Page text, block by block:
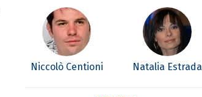
Niccolò Centioni Natalia Estrada